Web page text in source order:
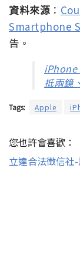
資料來源 ：
Smartphone
告。
iPhone
抵兩鏡
Tags: Apple
您也許會喜歡：
立達合法徵信社